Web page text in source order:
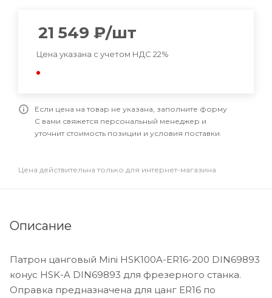
21 549 ₽/шт
Цена указана с учетом НДС 22%
Если цена на товар не указана, заполните форму
С вами свяжется персональный менеджер и
уточнит стоимость позиции и условия поставки.
Цена действительна только для интернет-магазина
Описание
Патрон цанговый Mini HSK100A-ER16-200 DIN69893
конус HSK-A DIN69893 для фрезерного станка.
Оправка предназначена для цанг ER16 по